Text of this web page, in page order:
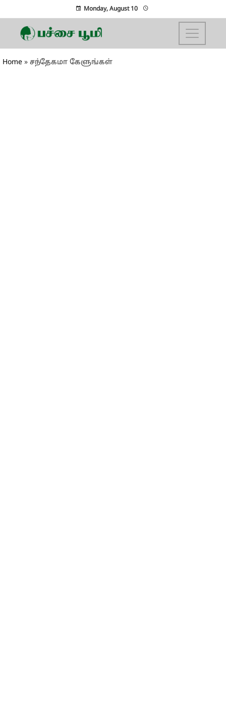
Monday, August 10
Home » சந்தேகமா கேளுங்கள்